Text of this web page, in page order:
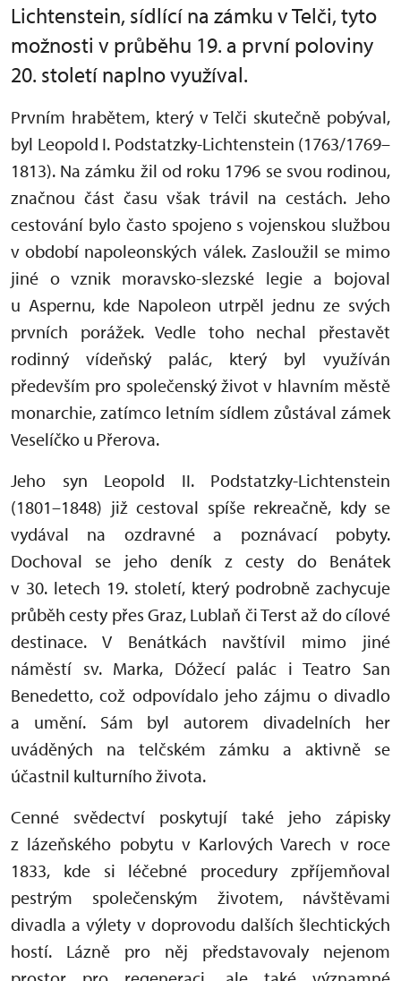
Lichtenstein, sídlící na zámku v Telči, tyto
možnosti v průběhu 19. a první poloviny
20. století naplno využíval.
Prvním hrabětem, který v Telči skutečně pobýval,
byl Leopold I. Podstatzky-Lichtenstein (1763/1769–
1813). Na zámku žil od roku 1796 se svou rodinou,
značnou část času však trávil na cestách. Jeho
cestování bylo často spojeno s vojenskou službou
v období napoleonských válek. Zasloužil se mimo
jiné o vznik moravsko-slezské legie a bojoval
u Aspernu, kde Napoleon utrpěl jednu ze svých
prvních porážek. Vedle toho nechal přestavět
rodinný vídeňský palác, který byl využíván
především pro společenský život v hlavním městě
monarchie, zatímco letním sídlem zůstával zámek
Veselíčko u Přerova.
Jeho syn Leopold II. Podstatzky-Lichtenstein
(1801–1848) již cestoval spíše rekreačně, kdy se
vydával na ozdravné a poznávací pobyty.
Dochoval se jeho deník z cesty do Benátek
v 30. letech 19. století, který podrobně zachycuje
průběh cesty přes Graz, Lublaň či Terst až do cílové
destinace. V Benátkách navštívil mimo jiné
náměstí sv. Marka, Dóžecí palác i Teatro San
Benedetto, což odpovídalo jeho zájmu o divadlo
a umění. Sám byl autorem divadelních her
uváděných na telčském zámku a aktivně se
účastnil kulturního života.
Cenné svědectví poskytují také jeho zápisky
z lázeňského pobytu v Karlových Varech v roce
1833, kde si léčebné procedury zpříjemňoval
pestrým společenským životem, návštěvami
divadla a výlety v doprovodu dalších šlechtických
hostí. Lázně pro něj představovaly nejenom